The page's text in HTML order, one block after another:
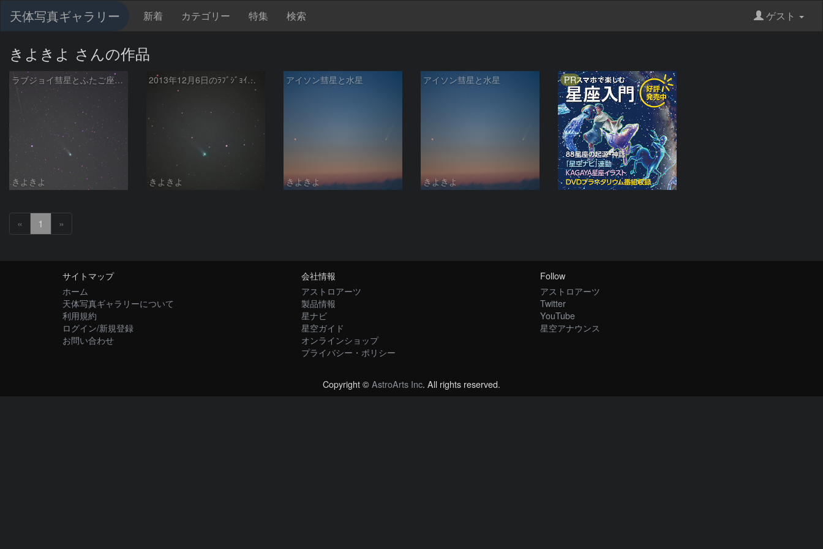
天体写真ギャラリー 新着 カテゴリー 特集 検索 ゲスト
きよきよ さんの作品
ラブジョイ彗星とふたご座流星群
きよきよ
2013年12月6日のﾗﾌﾞｼﾞｮｲ彗星
きよきよ
アイソン彗星と水星
きよきよ
アイソン彗星と水星
きよきよ
PR
« 1 »
サイトマップ
ホーム
天体写真ギャラリーについて
利用規約
ログイン/新規登録
お問い合わせ
会社情報
アストロアーツ
製品情報
星ナビ
星空ガイド
オンラインショップ
プライバシー・ポリシー
Follow
アストロアーツ
Twitter
YouTube
星空アナウンス
Copyright ©AstroArts Inc. All rights reserved.